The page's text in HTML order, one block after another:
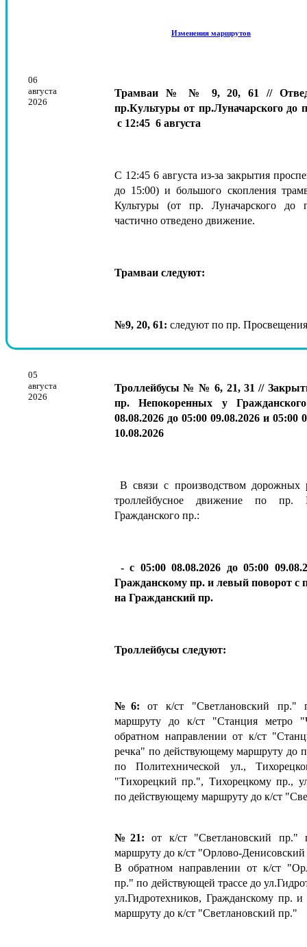
Изменения маршрутов
06
августа
2026
Трамваи № № 9, 20, 61 //
пр.Культуры от пр.Луначарского до
с 12:45 6 августа
С 12:45 6 августа из-за закрытия
до 15:00) и большого скопления
Культуры (от пр. Луначарского до
частично отведено движение.
Трамваи следуют:
№9, 20, 61: следуют по пр.
05
августа
2026
Троллейбусы № № 6, 21, 31 //
пр. Непокоренных у
08.08.2026 до 05:00 09.08.2026 и 05:00
10.08.2026
В связи с производством дорожных
троллейбусное движение по пр.
Гражданского пр.:
- с 05:00 08.08.2026 до 05:00
Гражданскому пр. и левый поворот с
на Гражданский пр.
Троллейбусы следуют:
№6: от к/ст "Светлановский пр."
маршруту до к/ст "Станция метро
обратном направлении от к/ст
речка" по действующему маршруту до
по Политехнической ул.,
"Тихорецкий пр.", Тихорецкому пр.,
по действующему маршруту до к/ст
№21: от к/ст "Светлановский пр."
маршруту до к/ст "Орлово-
В обратном направлении от к/ст
пр." по действующей трассе до
ул.Гидротехников, Гражданскому пр.
маршруту до к/ст "Светлановский пр."